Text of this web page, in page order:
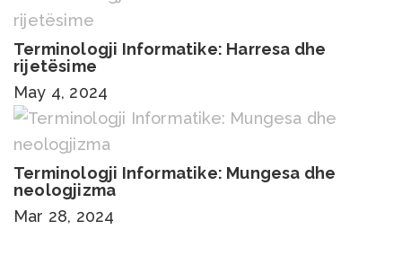
Terminologji Informatike: Harresa dhe
rijetësime
May 4, 2024
Terminologji Informatike: Mungesa dhe
neologjizma
Mar 28, 2024